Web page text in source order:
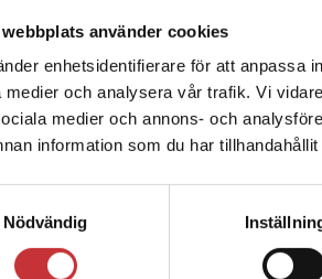
webbplats använder cookies
enhetsidentifierare för att anpassa
medier och analysera vår trafik. Vi
medier och annons- och
information som du har
Nödvändig
Det verkar som
enhet utanför
Sverige. För att